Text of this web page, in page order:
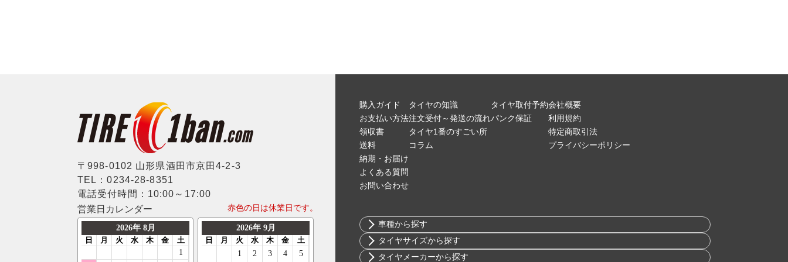
〒998-0102 山形県酒田市京田4-2-3
TEL：0234-28-8351
電話受付時間：10:00～17:00
営業日カレンダー
赤色の日は休業日です。
購入ガイド
お支払い方法
領収書
送料
納期・お届け
よくある質問
お問い合わせ
タイヤの知識
注文受付～発送の流れ
タイヤ1番のすごい所
コラム
タイヤ取付予約
パンク保証
会社概要
利用規約
特定商取引法
プライバシーポリシー
車種から探す
トヨタ
ニッサン
タイヤサイズから探す
10インチ
タイヤメーカーから探す